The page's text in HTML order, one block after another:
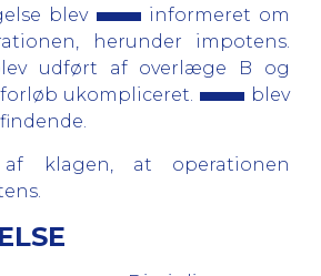
blev
informeret om
herunder impotens.
udført af overlæge B og
ukompliceret.
blev
klagen, at operationen